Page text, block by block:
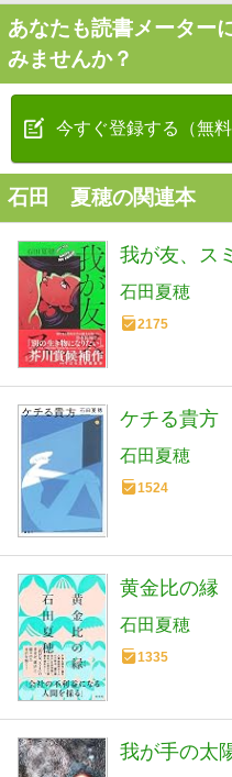
あなたも読書メーター
みませんか？
今すぐ登録する（無料
石田 夏穂の関連本
我が友、ス
石田夏穂
2175
ケチる貴方
石田夏穂
1524
黄金比の縁
石田夏穂
1335
我が手の太